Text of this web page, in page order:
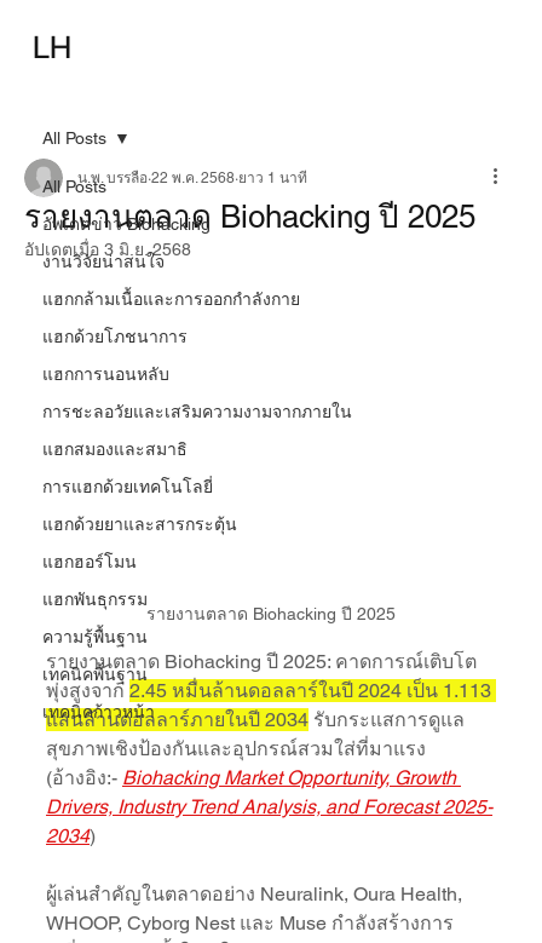
LH
All Posts
อัพเดตข่าว Biohacking
งานวิจัยน่าสนใจ
แฮกกล้ามเนื้อและการออกกำลังกาย
แฮกด้วยโภชนาการ
แฮกการนอนหลับ
การชะลอวัยและเสริมความงามจากภายใน
แฮกสมองและสมาธิ
การแฮกด้วยเทคโนโลยี่
แฮกด้วยยาและสารกระตุ้น
แฮกฮอร์โมน
แฮกพันธุกรรม
ความรู้พื้นฐาน
เทคนิคพื้นฐาน
เทคนิคก้าวหน้า
All Posts
รายงานตลาด Biohacking ปี 2025
น.พ. บรรลือ 22 พ.ค. 2568 ยาว 1 นาที
อัปเดตเมื่อ 3 มิ.ย. 2568
รายงานตลาด Biohacking ปี 2025
รายงานตลาด Biohacking ปี 2025: คาดการณ์เติบโต
พุ่งสูงจาก 2.45 หมื่นล้านดอลลาร์ในปี 2024 เป็น 1.113
แสนล้านดอลลาร์ภายในปี 2034 รับกระแสการดูแล
สุขภาพเชิงป้องกันและอุปกรณ์สวมใส่ที่มาแรง
(อ้างอิง:- Biohacking Market Opportunity, Growth
Drivers, Industry Trend Analysis, and Forecast 2025-
2034)
ผู้เล่นสำคัญในตลาดอย่าง Neuralink, Oura Health,
WHOOP, Cyborg Nest และ Muse กำลังสร้างการ